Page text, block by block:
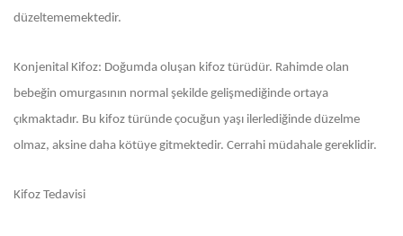
düzeltememektedir.
Konjenital Kifoz: Doğumda oluşan kifoz türüdür. Rahimde olan
bebeğin omurgasının normal şekilde gelişmediğinde ortaya
çıkmaktadır. Bu kifoz türünde çocuğun yaşı ilerlediğinde düzelme
olmaz, aksine daha kötüye gitmektedir. Cerrahi müdahale gereklidir.
Kifoz Tedavisi